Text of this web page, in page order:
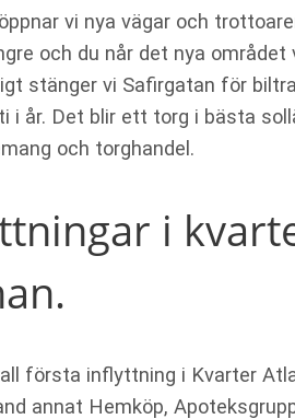
vi nya vägar och
och du når det nya
stänger vi Safirgatan för
i år. Det blir ett torg i bästa
och torghandel.
i
första inflyttning i Kvarter
annat Hemköp,